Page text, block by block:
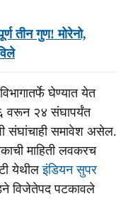
तीन गुण! मोरेनो,
घेण्यात येत
वरून २४ संघापर्यंत
संघांचाही समावेश असेल.
माहिती लवकरच
येथीलइंडियन सुपर
विजेतेपद पटकावले